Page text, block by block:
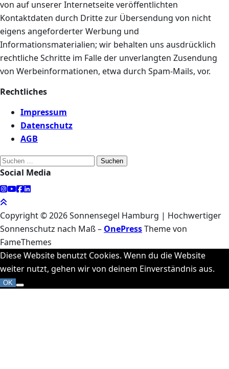
von auf unserer Internetseite veröffentlichten
Kontaktdaten durch Dritte zur Übersendung von nicht
eigens angeforderter Werbung und
Informationsmaterialien; wir behalten uns ausdrücklich
rechtliche Schritte im Falle der unverlangten Zusendung
von Werbeinformationen, etwa durch Spam-Mails, vor.
Rechtliches
Impressum
Datenschutz
AGB
Suchen
nach:
Social Media
Copyright © 2026 Sonnensegel Hamburg | Hochwertiger
Sonnenschutz nach Maß– OnePressTheme von
FameThemes
Diese Website benutzt Cookies. Wenn du die Website
weiter nutzt, gehen wir von deinem Einverständnis aus.
OK